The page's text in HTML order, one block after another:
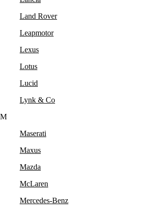
Land Rover
Leapmotor
Lexus
Lotus
Lucid
Lynk & Co
M
Maserati
Maxus
Mazda
McLaren
Mercedes-Benz